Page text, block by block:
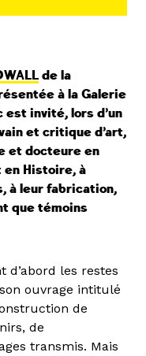
de la
à la Galerie
est invité, lors d’un
et critique d’art,
et docteure en
en Histoire, à
à leur fabrication,
que témoins
d’abord les restes
ouvrage intitulé
de
de
transmis. Mais